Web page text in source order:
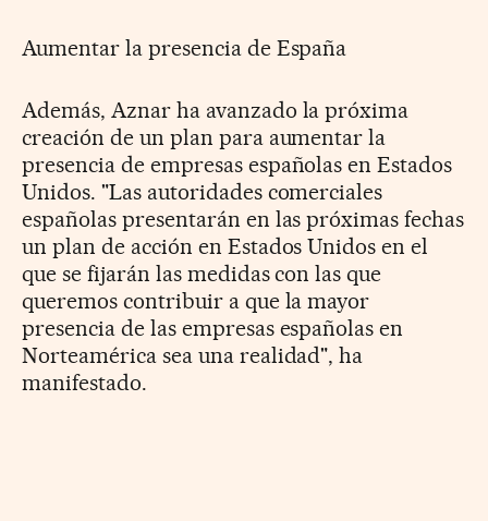
Aumentar la presencia de España
Además, Aznar ha avanzado la próxima
creación de un plan para aumentar la
presencia de empresas españolas en Estados
Unidos. "Las autoridades comerciales
españolas presentarán en las próximas fechas
un plan de acción en Estados Unidos en el
que se fijarán las medidas con las que
queremos contribuir a que la mayor
presencia de las empresas españolas en
Norteamérica sea una realidad", ha
manifestado.